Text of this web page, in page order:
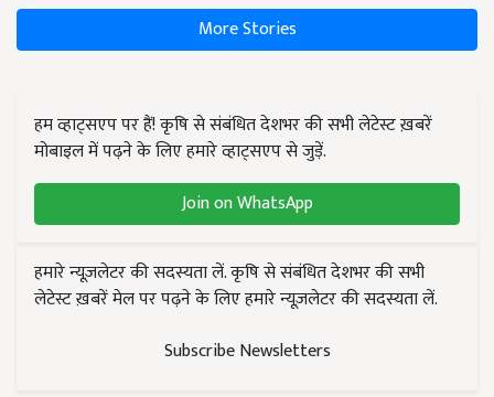
More Stories
हम व्हाट्सएप पर हैं! कृषि से संबंधित देशभर की सभी लेटेस्ट ख़बरें
मोबाइल में पढ़ने के लिए हमारे व्हाट्सएप से जुड़ें.
Join on WhatsApp
हमारे न्यूज़लेटर की सदस्यता लें. कृषि से संबंधित देशभर की सभी
लेटेस्ट ख़बरें मेल पर पढ़ने के लिए हमारे न्यूज़लेटर की सदस्यता लें.
Subscribe Newsletters